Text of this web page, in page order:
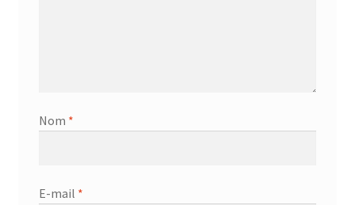
Nom *
E-mail *